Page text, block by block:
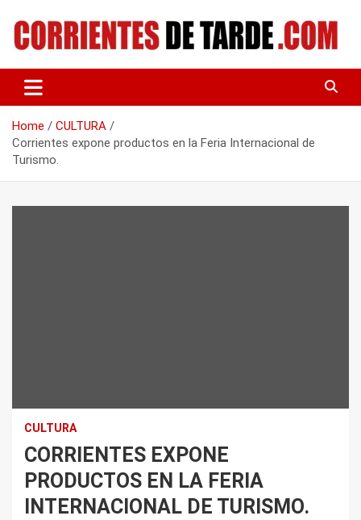
content
CORRIENTES DE TARDE
Home
CULTURA
Corrientes expone productos en la Feria Internacional de
Turismo.
CULTURA
CORRIENTES EXPONE
PRODUCTOS EN LA FERIA
INTERNACIONAL DE TURISMO.